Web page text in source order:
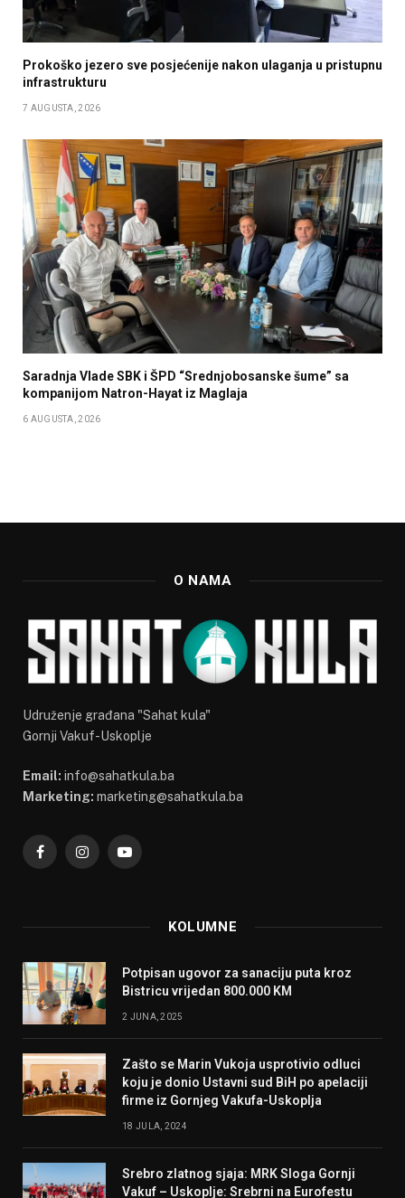
Prokoško jezero sve posjećenije nakon ulaganja u pristupnu
infrastrukturu
7 AUGUSTA, 2026
Saradnja Vlade SBK i ŠPD “Srednjobosanske šume” sa
kompanijom Natron-Hayat iz Maglaja
6 AUGUSTA, 2026
O NAMA
Udruženje građana "Sahat kula"
Gornji Vakuf-Uskoplje
Email: info@sahatkula.ba
Marketing: marketing@sahatkula.ba
FacebookInstagramYouTube
KOLUMNE
Potpisan ugovor za sanaciju puta kroz
Bistricu vrijedan 800.000 KM
2 JUNA, 2025
Zašto se Marin Vukoja usprotivio odluci
koju je donio Ustavni sud BiH po apelaciji
firme iz Gornjeg Vakufa-Uskoplja
18 JULA, 2024
Srebro zlatnog sjaja: MRK Sloga Gornji
Vakuf – Uskoplje: Srebrni na Eurofestu